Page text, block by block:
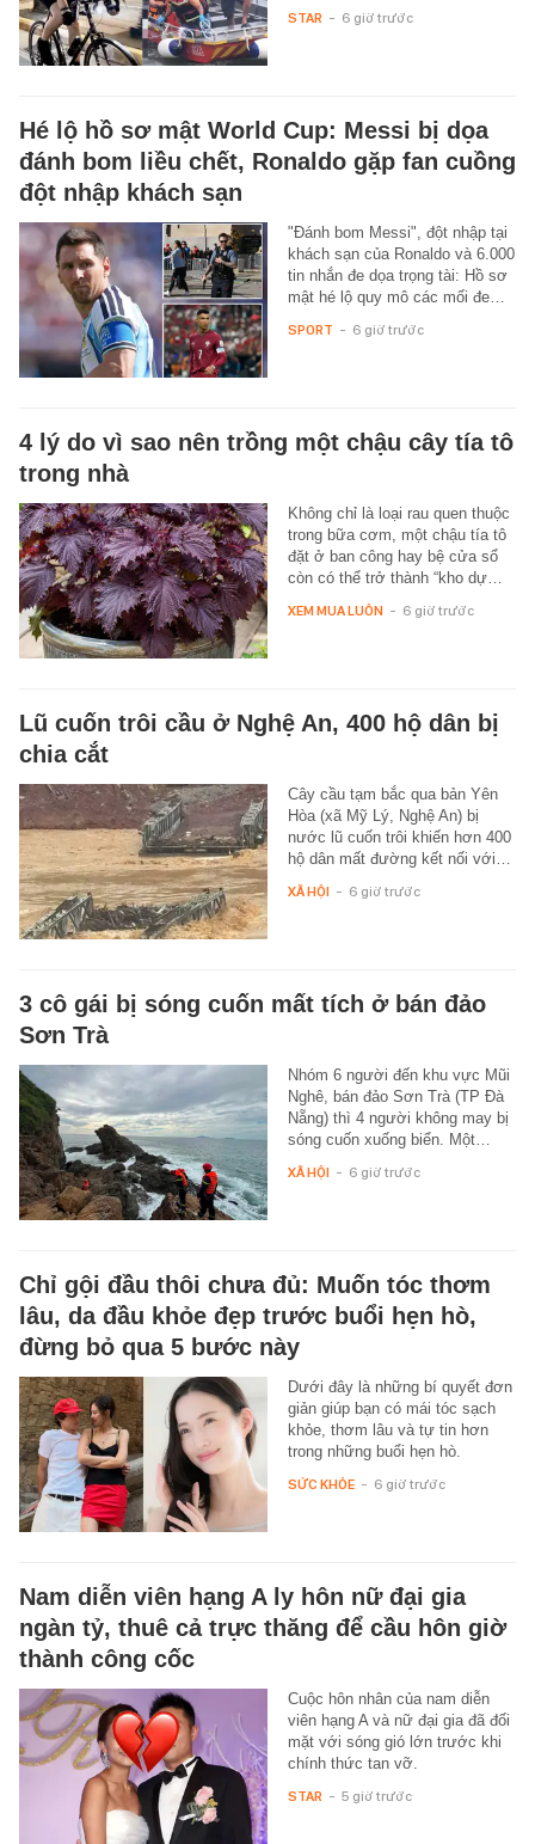
STAR - 6 giờ trước
Hé lộ hồ sơ mật World Cup: Messi bị dọa
đánh bom liều chết, Ronaldo gặp fan cuồng
đột nhập khách sạn
"Đánh bom Messi", đột nhập tại
khách sạn của Ronaldo và 6.000
tin nhắn đe dọa trọng tài: Hồ sơ
mật hé lộ quy mô các mối đe…
SPORT - 6 giờ trước
4 lý do vì sao nên trồng một chậu cây tía tô
trong nhà
Không chỉ là loại rau quen thuộc
trong bữa cơm, một chậu tía tô
đặt ở ban công hay bệ cửa sổ
còn có thể trở thành “kho dự…
XEM MUA LUÔN - 6 giờ trước
Lũ cuốn trôi cầu ở Nghệ An, 400 hộ dân bị
chia cắt
Cây cầu tạm bắc qua bản Yên
Hòa (xã Mỹ Lý, Nghệ An) bị
nước lũ cuốn trôi khiến hơn 400
hộ dân mất đường kết nối với…
XÃ HỘI - 6 giờ trước
3 cô gái bị sóng cuốn mất tích ở bán đảo
Sơn Trà
Nhóm 6 người đến khu vực Mũi
Nghê, bán đảo Sơn Trà (TP Đà
Nẵng) thì 4 người không may bị
sóng cuốn xuống biển. Một…
XÃ HỘI - 6 giờ trước
Chỉ gội đầu thôi chưa đủ: Muốn tóc thơm
lâu, da đầu khỏe đẹp trước buổi hẹn hò,
đừng bỏ qua 5 bước này
Dưới đây là những bí quyết đơn
giản giúp bạn có mái tóc sạch
khỏe, thơm lâu và tự tin hơn
trong những buổi hẹn hò.
SỨC KHỎE - 6 giờ trước
Nam diễn viên hạng A ly hôn nữ đại gia
ngàn tỷ, thuê cả trực thăng để cầu hôn giờ
thành công cốc
Cuộc hôn nhân của nam diễn
viên hạng A và nữ đại gia đã đối
mặt với sóng gió lớn trước khi
chính thức tan vỡ.
STAR - 5 giờ trước